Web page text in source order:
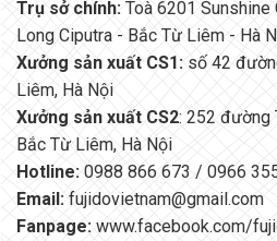
Trụ sở chính: Toà 6201
Long Ciputra - Bắc Từ Liêm - Hà
Xưởng sản xuất CS1: số 42
Liêm, Hà Nội
Xưởng sản xuất CS2: 252 đường
Bắc Từ Liêm, Hà Nội
Hotline:0988 866 673 / 0966
Email: fujidovietnam@gmail.com
Fanpage:www.facebook.com/